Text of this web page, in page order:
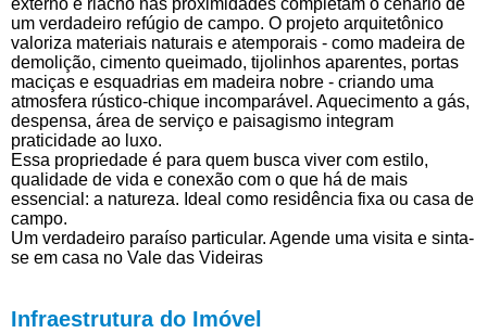
externo e riacho nas proximidades completam o cenário de
um verdadeiro refúgio de campo. O projeto arquitetônico
valoriza materiais naturais e atemporais - como madeira de
demolição, cimento queimado, tijolinhos aparentes, portas
maciças e esquadrias em madeira nobre - criando uma
atmosfera rústico-chique incomparável. Aquecimento a gás,
despensa, área de serviço e paisagismo integram
praticidade ao luxo.
Essa propriedade é para quem busca viver com estilo,
qualidade de vida e conexão com o que há de mais
essencial: a natureza. Ideal como residência fixa ou casa de
campo.
Um verdadeiro paraíso particular. Agende uma visita e sinta-
se em casa no Vale das Videiras
Infraestrutura do Imóvel